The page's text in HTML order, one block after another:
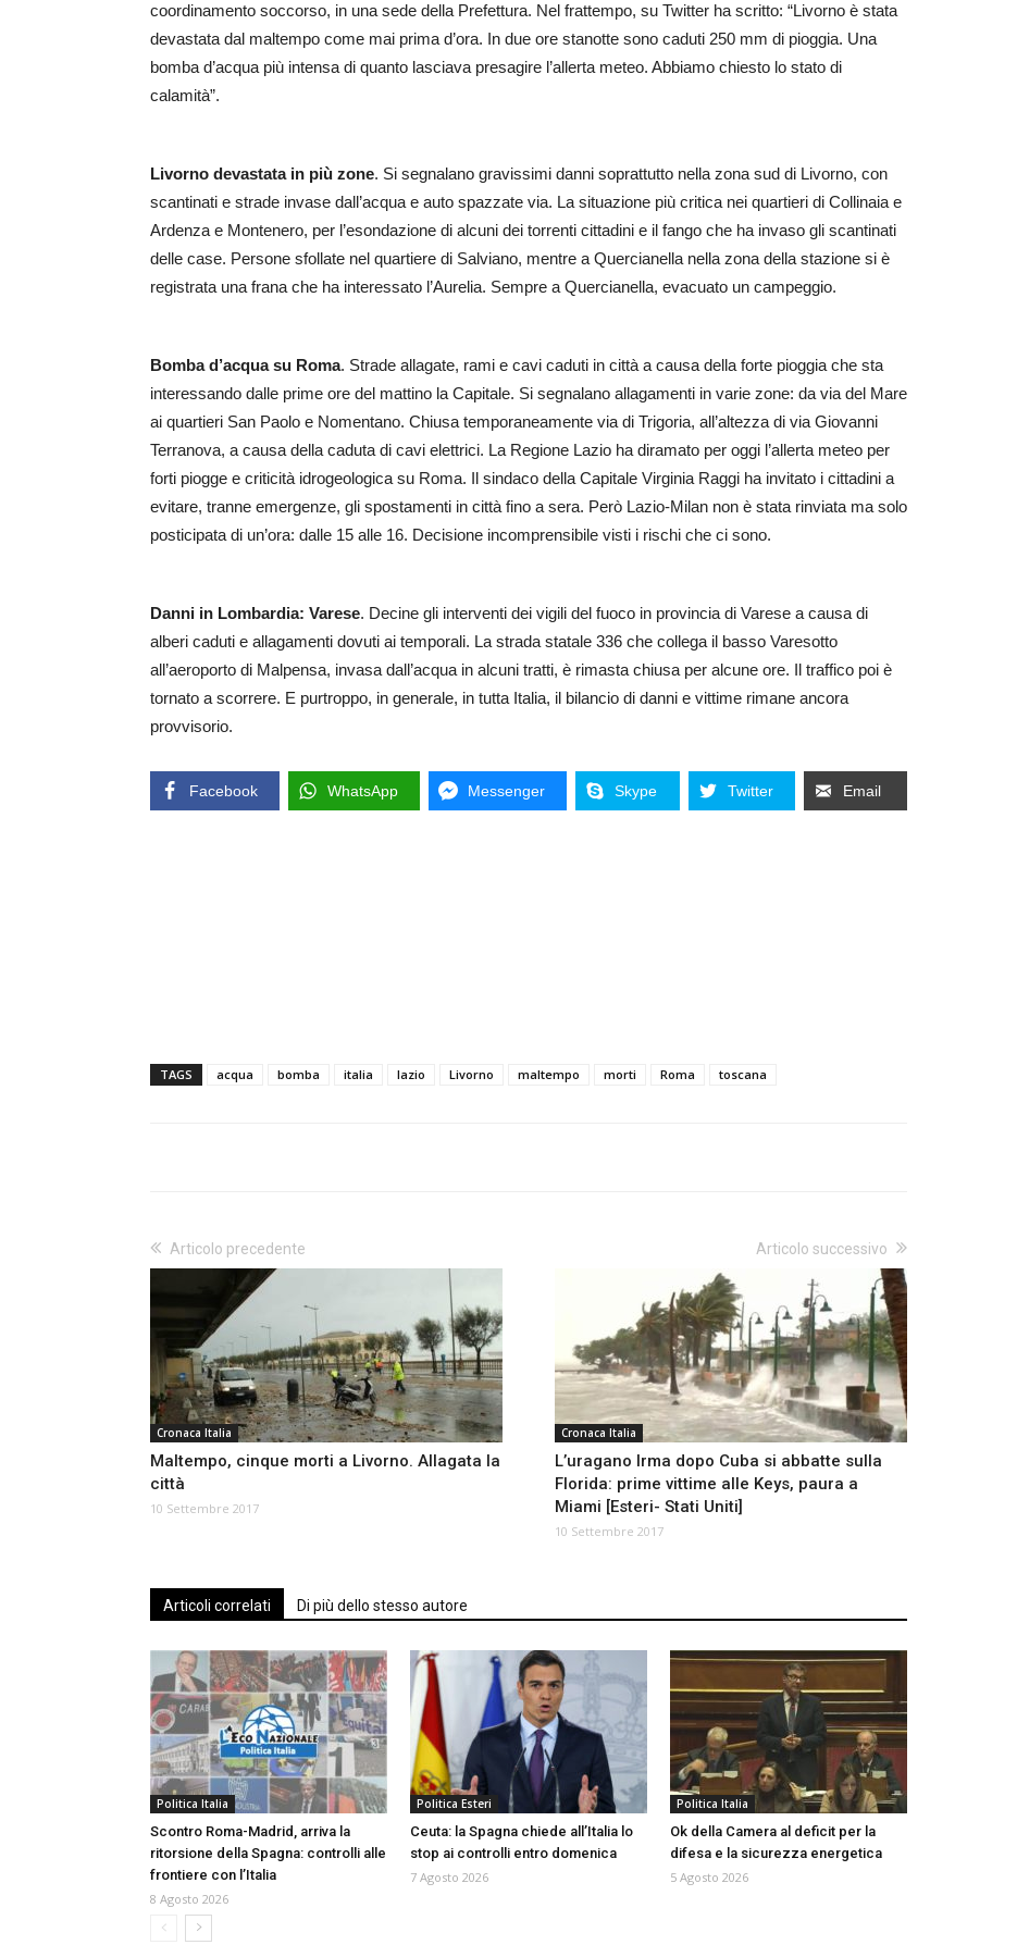
coordinamento soccorso, in una sede della Prefettura. Nel frattempo, su Twitter ha scritto: “Livorno è stata
devastata dal maltempo come mai prima d’ora. In due ore stanotte sono caduti 250 mm di pioggia. Una
bomba d’acqua più intensa di quanto lasciava presagire l’allerta meteo. Abbiamo chiesto lo stato di
calamità”.
Livorno devastata in più zone. Si segnalano gravissimi danni soprattutto nella zona sud di Livorno, con
scantinati e strade invase dall’acqua e auto spazzate via. La situazione più critica nei quartieri di Collinaia e
Ardenza e Montenero, per l’esondazione di alcuni dei torrenti cittadini e il fango che ha invaso gli scantinati
delle case. Persone sfollate nel quartiere di Salviano, mentre a Quercianella nella zona della stazione si è
registrata una frana che ha interessato l’Aurelia. Sempre a Quercianella, evacuato un campeggio.
Bomba d’acqua su Roma. Strade allagate, rami e cavi caduti in città a causa della forte pioggia che sta
interessando dalle prime ore del mattino la Capitale. Si segnalano allagamenti in varie zone: da via del Mare
ai quartieri San Paolo e Nomentano. Chiusa temporaneamente via di Trigoria, all’altezza di via Giovanni
Terranova, a causa della caduta di cavi elettrici. La Regione Lazio ha diramato per oggi l’allerta meteo per
forti piogge e criticità idrogeologica su Roma. Il sindaco della Capitale Virginia Raggi ha invitato i cittadini a
evitare, tranne emergenze, gli spostamenti in città fino a sera. Però Lazio-Milan non è stata rinviata ma solo
posticipata di un’ora: dalle 15 alle 16. Decisione incomprensibile visti i rischi che ci sono.
Danni in Lombardia: Varese. Decine gli interventi dei vigili del fuoco in provincia di Varese a causa di
alberi caduti e allagamenti dovuti ai temporali. La strada statale 336 che collega il basso Varesotto
all’aeroporto di Malpensa, invasa dall’acqua in alcuni tratti, è rimasta chiusa per alcune ore. Il traffico poi è
tornato a scorrere. E purtroppo, in generale, in tutta Italia, il bilancio di danni e vittime rimane ancora
provvisorio.
Facebook WhatsApp Messenger Skype Twitter Email
TAGS acqua bomba italia lazio Livorno maltempo morti Roma toscana
Articolo precedente
Cronaca Italia
Maltempo, cinque morti a Livorno. Allagata la
città
10 Settembre 2017
Articolo successivo
Cronaca Italia
L’uragano Irma dopo Cuba si abbatte sulla
Florida: prime vittime alle Keys, paura a
Miami [Esteri- Stati Uniti]
10 Settembre 2017
Articoli correlati Di più dello stesso autore
Politica Italia
Scontro Roma-Madrid, arriva la
ritorsione della Spagna: controlli alle
frontiere con l’Italia
8 Agosto 2026
Politica Esteri
Ceuta: la Spagna chiede all’Italia lo
stop ai controlli entro domenica
7 Agosto 2026
Politica Italia
Ok della Camera al deficit per la
difesa e la sicurezza energetica
5 Agosto 2026